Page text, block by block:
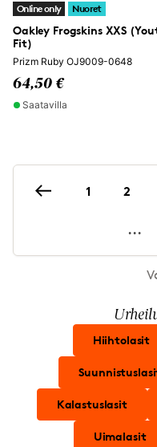
Online only Nuoret
Oakley Frogskins XXS
Fit)
Prizm Ruby OJ9009-0648
64,50 €
Saatavilla
1 2
...
Hiihtolasit
Kalastuslasit
Uimalasit